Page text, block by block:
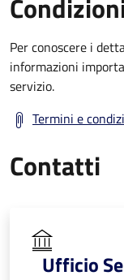
Per conoscere i
informazioni
servizio.
Termini e
Contatti
Ufficio